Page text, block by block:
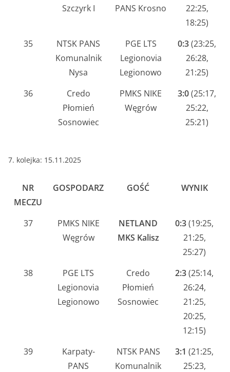
Szczyrk I
PANS Krosno
22:25,
18:25)
35
NTSK PANS
Komunalnik
Nysa
PGE LTS
Legionovia
Legionowo
0:3(23:25,
26:28,
21:25)
36
Credo
Płomień
Sosnowiec
PMKS NIKE
Węgrów
3:0(25:17,
25:22,
25:21)
7. kolejka: 15.11.2025
NR
MECZU
GOSPODARZ GOŚĆ WYNIK
37
PMKS NIKE
Węgrów
NETLAND
MKS Kalisz
0:3(19:25,
21:25,
25:27)
38
PGE LTS
Legionovia
Legionowo
Credo
Płomień
Sosnowiec
2:3(25:14,
26:24,
21:25,
20:25,
12:15)
39
Karpaty-
PANS
NTSK PANS
Komunalnik
3:1 (21:25,
25:23,